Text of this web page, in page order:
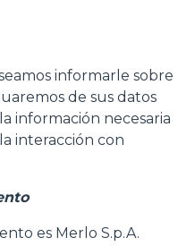
informarle sobre
de sus datos
información necesaria
interacción con
es Merlo S.p.A.